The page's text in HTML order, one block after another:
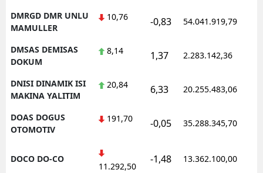
DMRGD DMR UNLU
MAMULLER
10,76 -0,83 54.041.919,79
DMSAS DEMISAS
DOKUM
8,14 1,37 2.283.142,36
DNISI DINAMIK ISI
MAKINA YALITIM
20,84 6,33 20.255.483,06
DOAS DOGUS
OTOMOTIV
191,70 -0,05 35.288.345,70
DOCO DO-CO
11.292,50
-1,48 13.362.100,00